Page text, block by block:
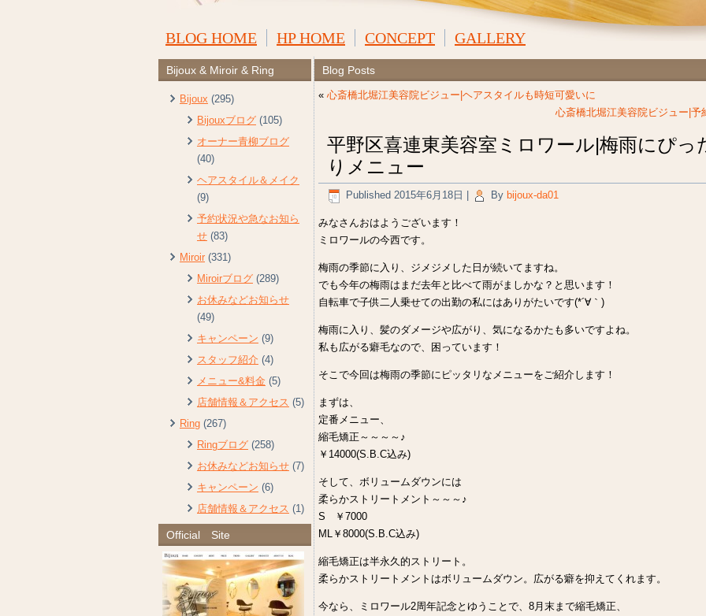
BLOG HOME HP HOME CONCEPT GALLERY
Bijoux & Miroir & Ring
Bijoux (295)
Bijouxブログ (105)
オーナー青柳ブログ
(40)
ヘアスタイル＆メイク
(9)
予約状況や急なお知ら
せ (83)
Miroir (331)
Miroirブログ (289)
お休みなどお知らせ
(49)
キャンペーン (9)
スタッフ紹介 (4)
メニュー&料金 (5)
店舗情報＆アクセス (5)
Ring (267)
Ringブログ (258)
お休みなどお知らせ (7)
キャンペーン (6)
店舗情報＆アクセス (1)
Official Site
Blog Posts
« 心斎橋北堀江美容院ビジュー|ヘアスタイルも時短可愛いに
心斎橋北堀江美容院ビジュー|予
平野区喜連東美容室ミロワール|梅雨にぴっ
りメニュー
Published 2015年6月18日 By bijoux-da01
みなさんおはようございます！
ミロワールの今西です。
梅雨の季節に入り、ジメジメした日が続いてますね。
でも今年の梅雨はまだ去年と比べて雨がましかな？と思います！
自転車で子供二人乗せての出勤の私にはありがたいです(*´∀｀)
梅雨に入り、髪のダメージや広がり、気になるかたも多いですよね。
私も広がる癖毛なので、困っています！
そこで今回は梅雨の季節にピッタリなメニューをご紹介します！
まずは、
定番メニュー、
縮毛矯正～～～～♪
￥14000(S.B.C込み)
そして、ボリュームダウンには
柔らかストリートメント～～～♪
S ￥7000
ML￥8000(S.B.C込み)
縮毛矯正は半永久的ストリート。
柔らかストリートメントはボリュームダウン。広がる癖を抑えてくれます。
今なら、ミロワール2周年記念とゆうことで、8月末まで縮毛矯正、